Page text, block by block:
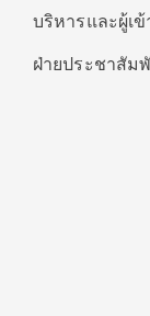
บริหารและผู้เ
ฝ่ายประชาสัม